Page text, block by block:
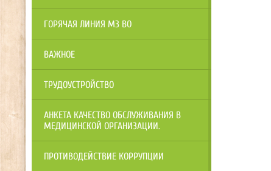
ГОРЯЧАЯ ЛИНИЯ МЗ ВО
ВАЖНОЕ
ТРУДОУСТРОЙСТВО
АНКЕТА КАЧЕСТВО ОБСЛУЖИВАНИЯ В
МЕДИЦИНСКОЙ ОРГАНИЗАЦИИ.
ПРОТИВОДЕЙСТВИЕ КОРРУПЦИИ